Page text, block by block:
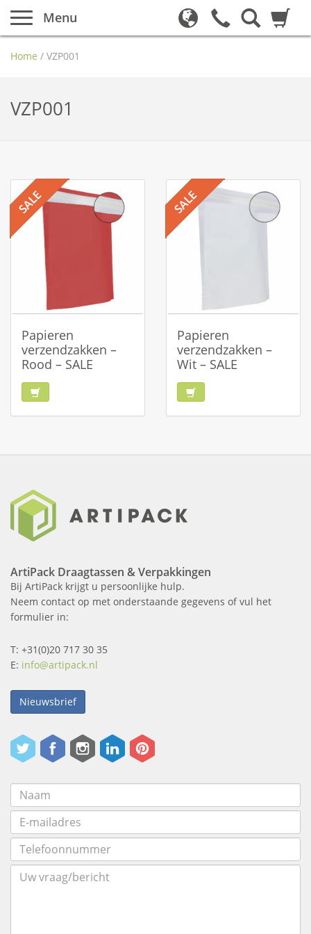
Menu
Home / VZP001
VZP001
Papieren
verzendzakken –
Rood – SALE
Papieren
verzendzakken –
Wit – SALE
ArtiPack Draagtassen & Verpakkingen
Bij ArtiPack krijgt u persoonlijke hulp.
Neem contact op met onderstaande gegevens of vul het
formulier in:
T: +31(0)20 717 30 35
E: info@artipack.nl
Nieuwsbrief